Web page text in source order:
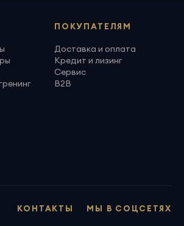
ПОКУПАТЕЛЯМ
Доставка и оплата
Кредит и лизинг
Сервис
B2B
МЫ В СОЦСЕТЯХ
КОНТАКТЫ